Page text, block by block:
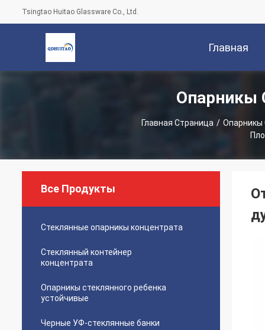
Tsingtao Huitao Glassware Co., Ltd.
Главная
Страница
Опарникы
Главная Страница / Опарникы
Все Продукты
Стеклянные опарникы концентрата
Стеклянный контейнер
концентрата
Опарникы стеклянного ребенка
устойчивые
Черные УФ-стеклянные банки